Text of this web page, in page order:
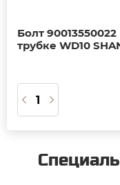
Болт
трубке WD10